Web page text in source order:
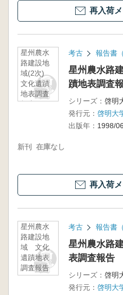
再入荷
星州農水
路建設地
域(2次)
文化遺蹟
地表調査
報告
考古 報告書
星州農水路
蹟地表調査
シリーズ： 啓明
発行元： 啓明大
出版年： 1998/06
新刊 在庫なし
再入荷
星州農水
路建設地
域 文化
遺蹟地表
調査報告
考古 報告書
星州農水路
表調査報告
シリーズ： 啓明
発行元： 啓明大